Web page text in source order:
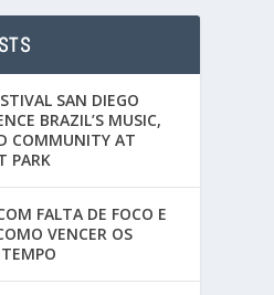
SAN DIEGO
BRAZIL’S MUSIC,
COMMUNITY AT
PARK
FALTA DE FOCO E
VENCER OS